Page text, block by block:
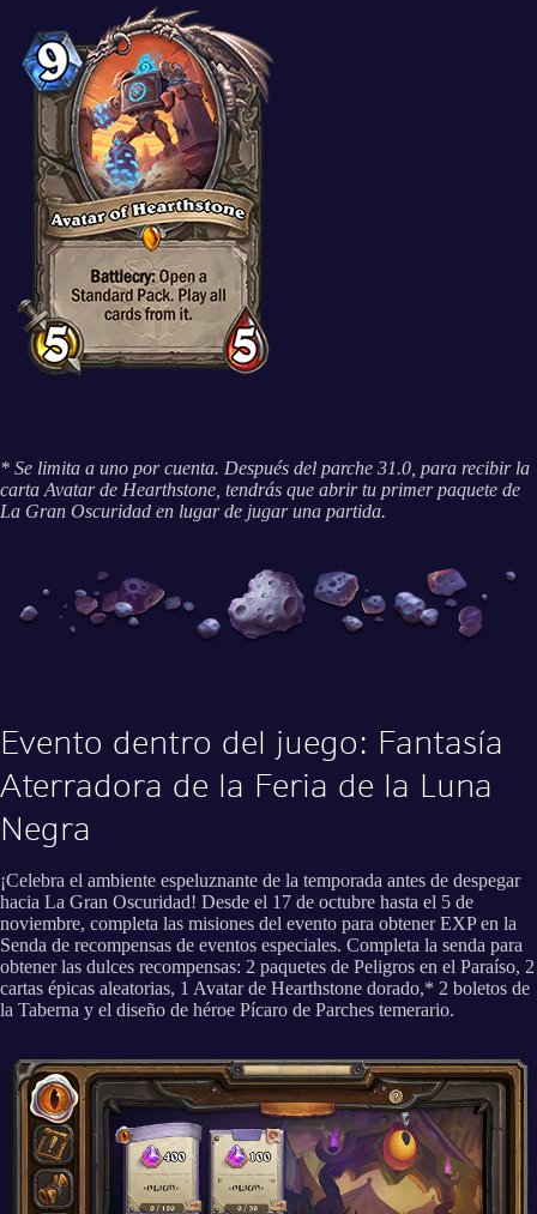
* Se limita a uno por cuenta. Después del parche 31.0, para recibir la
carta Avatar de Hearthstone, tendrás que abrir tu primer paquete de
La Gran Oscuridad en lugar de jugar una partida.
Evento dentro del juego: Fantasía
Aterradora de la Feria de la Luna
Negra
¡Celebra el ambiente espeluznante de la temporada antes de despegar
hacia La Gran Oscuridad! Desde el 17 de octubre hasta el 5 de
noviembre, completa las misiones del evento para obtener EXP en la
Senda de recompensas de eventos especiales. Completa la senda para
obtener las dulces recompensas: 2 paquetes de Peligros en el Paraíso, 2
cartas épicas aleatorias, 1 Avatar de Hearthstone dorado,* 2 boletos de
la Taberna y el diseño de héroe Pícaro de Parches temerario.